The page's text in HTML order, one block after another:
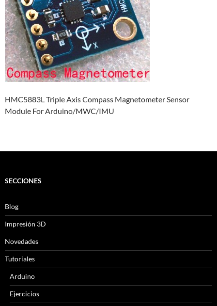
HMC5883L Triple Axis Compass Magnetometer Sensor
Module For Arduino/MWC/IMU
SECCIONES
Blog
Impresión 3D
Novedades
Tutoriales
Arduino
Ejercicios